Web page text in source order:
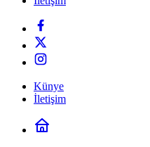
Künye
İletişim